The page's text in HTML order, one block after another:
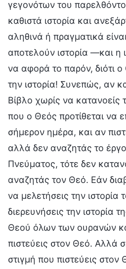
γεγονότων του
καθιστά ιστορία και
αληθινά ή πραγματικά
αποτελούν ιστορία —και η
να αφορά το παρόν, διότι
την ιστορία! Συνεπώς, αν
Βίβλο χωρίς να κατανοείς
που ο Θεός προτίθεται να
σήμερον ημέρα, και αν
αλλά δεν αναζητάς το
Πνεύματος, τότε δεν
αναζητάς τον Θεό. Εάν
να μελετήσεις την
διερευνήσεις την ιστορία
Θεού όλων των ουρανών
πιστεύεις στον Θεό. Αλλά
στιγμή που πιστεύεις στον